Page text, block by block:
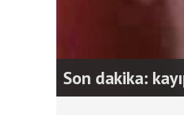
Son dakika: